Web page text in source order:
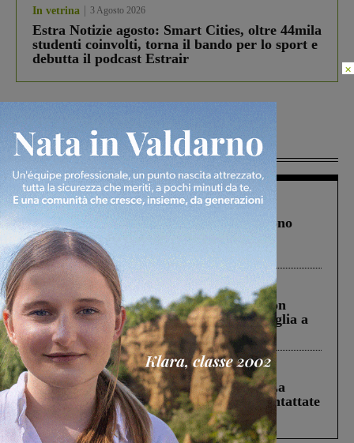
In vetrina 3 Agosto 2026
Estra Notizie agosto: Smart Cities, oltre 44mila
studenti coinvolti, torna il bando per lo sport e
debutta il podcast Estrair
Più lette
Cronaca 4 Agosto 2026
Un anno fa la strage in A1 in cui morirono
Gianni, Giulia e Franco. Lo schianto, il
processo, lo stop ai sorpassi fra tir....
Cronaca 3 Agosto 2026
Scomparso da una struttura di Castiglion
Fiorentino l’uomo che aveva ucciso la figlia a
Levane nel 2020
Cronaca 5 Agosto 2026
Continuano le ricerche di Miah Billal. La
Prefettura: “In caso di avvistamento contattate
il 112”
×